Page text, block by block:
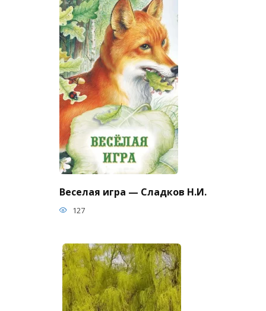
Веселая игра — Сладков Н.И.
127